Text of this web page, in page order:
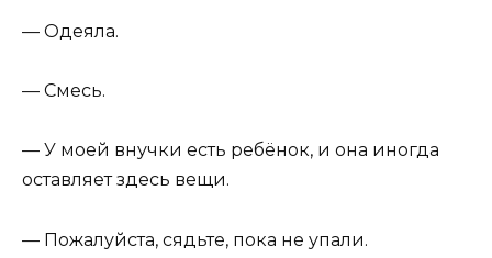
— Одеяла.
— Смесь.
— У моей внучки есть ребёнок, и она иногда
оставляет здесь вещи.
— Пожалуйста, сядьте, пока не упали.